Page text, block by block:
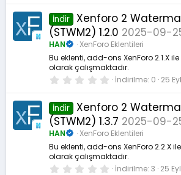
0
0
y
ı
d
ı
z
İndir
Xenforo 2
(STWM2) 1.2.0 2025-09-
HAN
XenForo Eklentileri
Bu eklenti, add-ons XenForo 2.1.X
olarak çalışmaktadır.
0
0
0
y
ı
d
ı
z
İndirilme 0 25
İndir
Xenforo 2
(STWM2) 1.3.7 2025-09-
HAN
XenForo Eklentileri
Bu eklenti, add-ons XenForo 2.2.X
olarak çalışmaktadır.
0 İndirilme 3 25